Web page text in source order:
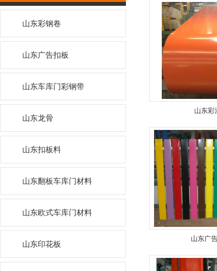
山东彩
山东广
山东彩钢卷
山东广告扣板
山东车库门彩钢带
山东龙骨
山东扣板料
山东翻板车库门材料
山东欧式车库门材料
山东印花板